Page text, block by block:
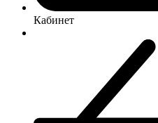
Кабинет